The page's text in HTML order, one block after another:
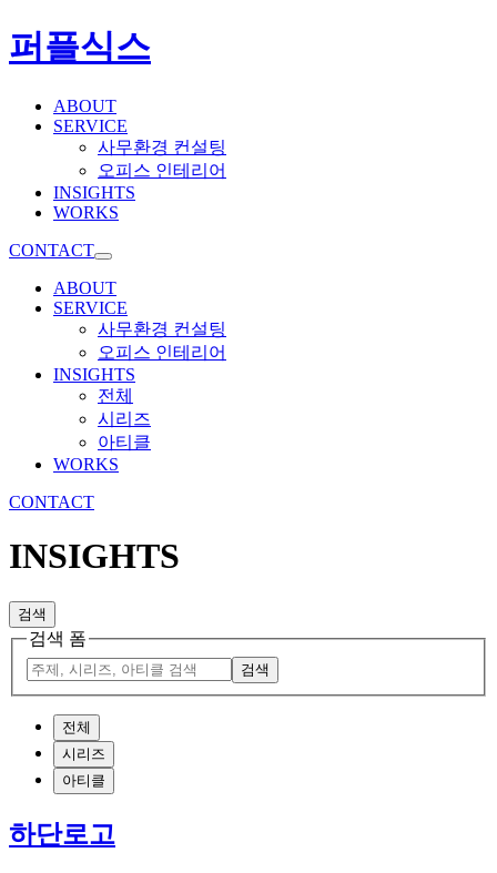
퍼플식스
ABOUT
SERVICE
사무환경 컨설팅
오피스 인테리어
INSIGHTS
WORKS
CONTACT
ABOUT
SERVICE
사무환경 컨설팅
오피스 인테리어
INSIGHTS
전체
시리즈
아티클
WORKS
CONTACT
INSIGHTS
검색
검색 폼
검색
전체
시리즈
아티클
하단로고